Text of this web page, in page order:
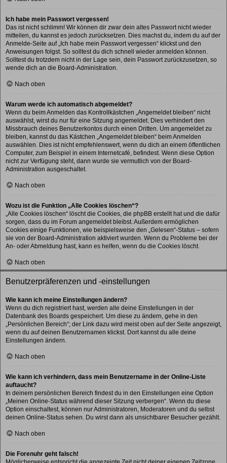
Ich habe mein Passwort vergessen!
Das ist nicht schlimm! Wir können dir zwar dein altes Passwort nicht wieder
mitteilen, du kannst es jedoch zurücksetzen. Dies machst du, indem du auf der
Anmelde-Seite auf „Ich habe mein Passwort vergessen“ klickst und den
Anweisungen folgst. So solltest du dich schnell wieder anmelden können.
Solltest du trotzdem nicht in der Lage sein, dein Passwort zurückzusetzen, so
wende dich an die Board-Administration.
Nach oben
Warum werde ich automatisch abgemeldet?
Wenn du beim Anmelden das Kontrollkästchen „Angemeldet bleiben“ nicht
auswählst, wirst du nur für eine Sitzung angemeldet. Dies verhindert den
Missbrauch deines Benutzerkontos durch einen Dritten. Um angemeldet zu
bleiben, kannst du das Kästchen „Angemeldet bleiben“ beim Anmelden
auswählen. Dies ist nicht empfehlenswert, wenn du dich an einem öffentlichen
Computer, zum Beispiel in einem Internetcafé, befindest. Wenn diese Option
nicht zur Verfügung steht, dann wurde sie vermutlich von der Board-
Administration ausgeschaltet.
Nach oben
Wozu ist die Funktion „Alle Cookies löschen“?
„Alle Cookies löschen“ löscht die Cookies, die phpBB erstellt hat und die dafür
sorgen, dass du im Forum angemeldet bleibst. Außerdem ermöglichen
Cookies einige Funktionen, wie beispielsweise den „Gelesen“-Status – sofern
sie von der Board-Administration aktiviert wurden. Wenn du Probleme bei der
An- oder Abmeldung hast, kann es helfen, wenn du die Cookies löscht.
Nach oben
Benutzerpräferenzen und -einstellungen
Wie kann ich meine Einstellungen ändern?
Wenn du dich registriert hast, werden alle deine Einstellungen in der
Datenbank des Boards gespeichert. Um diese zu ändern, gehe in den
„Persönlichen Bereich“; der Link dazu wird meist oben auf der Seite angezeigt,
wenn du auf deinen Benutzernamen klickst. Dort kannst du alle deine
Einstellungen ändern.
Nach oben
Wie kann ich verhindern, dass mein Benutzername in der Online-Liste
auftaucht?
In deinem persönlichen Bereich findest du in den Einstellungen eine Option
„Meinen Online-Status während dieser Sitzung verbergen“. Wenn du diese
Option einschaltest, können nur Administratoren, Moderatoren und du selbst
deinen Online-Status sehen. Du wirst dann als unsichtbarer Besucher gezählt.
Nach oben
Die Forenuhr geht falsch!